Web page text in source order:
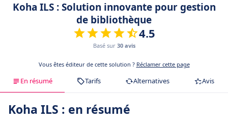
Koha ILS : Solution innovante pour gestion
de bibliothèque
4.5
Basé sur 30 avis
Vous êtes éditeur de cette solution ? Réclamer cette page
En résumé Tarifs Alternatives Avis
Koha ILS : en résumé